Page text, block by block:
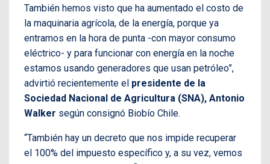
También hemos visto que ha aumentado el costo de
la maquinaria agrícola, de la energía, porque ya
entramos en la hora de punta -con mayor consumo
eléctrico- y para funcionar con energía en la noche
estamos usando generadores que usan petróleo”,
advirtió recientemente el presidente de la
Sociedad Nacional de Agricultura (SNA), Antonio
Walker según consignó Biobío Chile.
“También hay un decreto que nos impide recuperar
el 100% del impuesto específico y, a su vez, vemos